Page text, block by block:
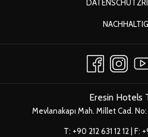
Eresin Hotels
Mevlanakapı Mah. Millet Cad.
T: +90 212 631 12 12| F: